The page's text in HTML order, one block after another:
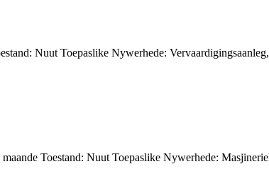
Nuut Toepaslike Nywerhede:
Toestand: Nuut Toepaslike Nywerhede: